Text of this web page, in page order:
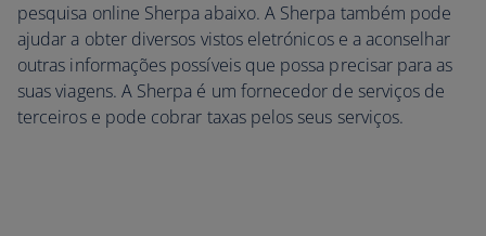
pesquisa online Sherpa abaixo. A Sherpa também pode
ajudar a obter diversos vistos eletrónicos e a aconselhar
outras informações possíveis que possa precisar para as
suas viagens. A Sherpa é um fornecedor de serviços de
terceiros e pode cobrar taxas pelos seus serviços.